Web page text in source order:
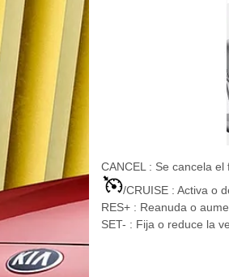
CANCEL : Se cancela
/CRUISE : Activa o
RES+ : Reanuda o
SET- : Fija o reduce la